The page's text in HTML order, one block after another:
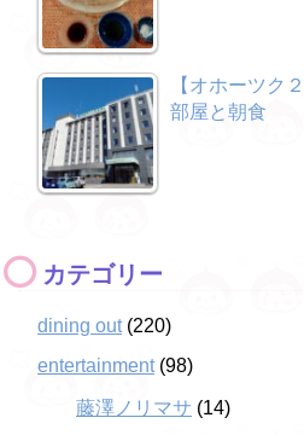
【オホーツク
部屋と朝食
カテゴリー
dining out(220)
entertainment(98)
藤澤ノリマサ (14)